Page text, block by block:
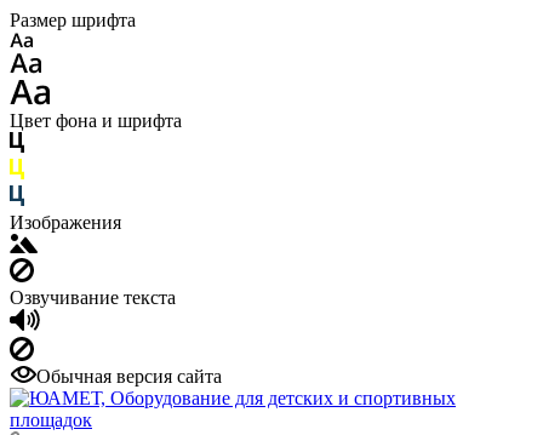
Размер шрифта
Цвет фона и шрифта
Изображения
Озвучивание текста
Обычная версия сайта